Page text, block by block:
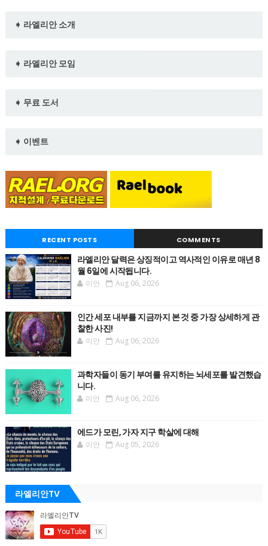
➧ 라엘리안 소개
➧ 라엘리안 모임
➧ 무료 도서
➧ 이벤트
RECENT POSTS COMMENTS
라엘리안 달력은 상징적이고 역사적인 이유로 매년 8
월 6일에 시작됩니다.
이안 Aug 06, 2026
인간 세포 내부를 지금까지 본 것 중 가장 상세하게 관
찰한 사진!
이안 Aug 06, 2026
과학자들이 동기 부여를 유지하는 뇌세포를 발견했습
니다.
이안 Aug 06, 2026
에드가 모린, 가자 지구 학살에 대해
이안 Aug 05, 2026
라엘리안TV